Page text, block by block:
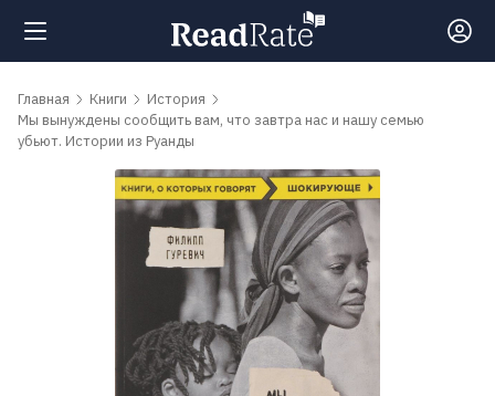
Поиск
Главная Книги
История
Мы вынуждены сообщить вам, что завтра нас и нашу семью
убьют. Истории из Руанды